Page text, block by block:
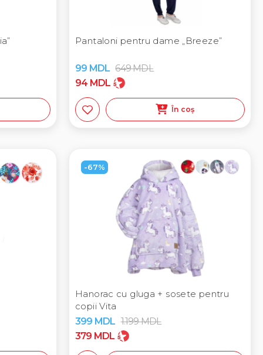
Pantaloni pentru dame „Breeze”
99 MDL 649MDL
94 MDL
În coș
-67%
Hanorac cu gluga + sosete pentru
copii Vita
399 MDL 1.199MDL
379 MDL